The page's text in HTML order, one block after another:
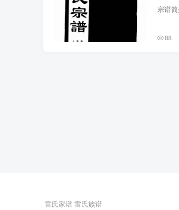
88
雷氏家谱 雷氏族谱